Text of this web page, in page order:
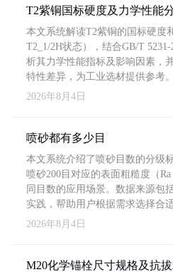
T2紫铜国标硬度及力学性能
本文系统解读T2紫铜的国标硬度
T2_1/2H状态），结合GB/T
析其力学性能指标及影响因素，
特性差异，为工业选材提供参考。
2026年8月4日
喷砂都有多少目
本文系统介绍了喷砂目数的分级
喷砂200目对应的表面粗糙度（
同目数的应用场景。数据来源包
实践，帮助用户根据需求选择合
2026年8月4日
M20化学锚栓尺寸规格及抗